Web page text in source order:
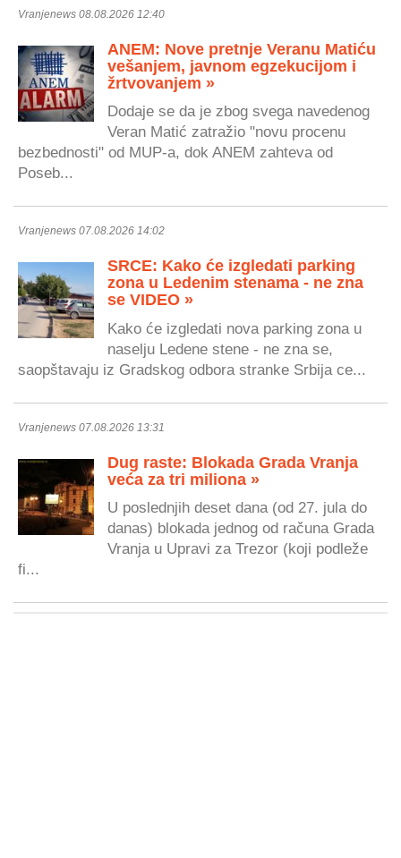
Vranjenews 08.08.2026 12:40
ANEM: Nove pretnje Veranu Matiću
vešanjem, javnom egzekucijom i
žrtvovanjem »
Dodaje se da je zbog svega navedenog
Veran Matić zatražio "novu procenu
bezbednosti" od MUP-a, dok ANEM zahteva od
Poseb...
Vranjenews 07.08.2026 14:02
SRCE: Kako će izgledati parking
zona u Ledenim stenama - ne zna
se VIDEO »
Kako će izgledati nova parking zona u
naselju Ledene stene - ne zna se,
saopštavaju iz Gradskog odbora stranke Srbija ce...
Vranjenews 07.08.2026 13:31
Dug raste: Blokada Grada Vranja
veća za tri miliona »
U poslednjih deset dana (od 27. jula do
danas) blokada jednog od računa Grada
Vranja u Upravi za Trezor (koji podleže
fi...